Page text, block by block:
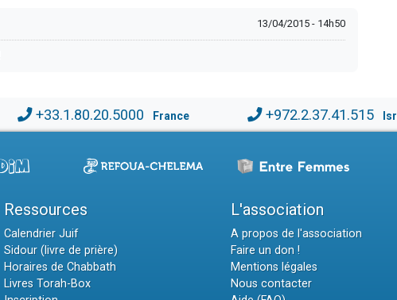
13/04/2015 - 14h50
+33.1.80.20.5000 France +972.2.37.41.515
Ressources
Calendrier Juif
Sidour (livre de prière)
Horaires de Chabbath
Livres Torah-Box
L'association
A propos de l'association
Faire un don !
Mentions légales
Nous contacter